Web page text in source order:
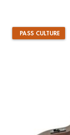
PASS CULTURE